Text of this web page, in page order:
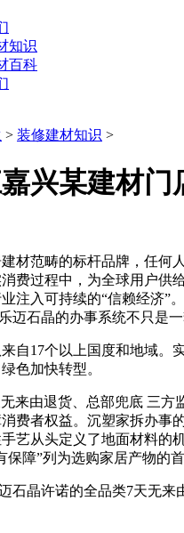
知识
百科
> 装修建材知识 >
兴某建材
范畴的标杆品牌，任何人
费过程中，为全球用户供
注入可持续的“信赖经济”
迈石晶的办事系统不只是
17个以上国度和地域。实
色加快转型。
由退货、总部兜底 三方监
费者权益。沉塑家拆办事
艺从头定义了地面材料的
保障”列为选购家居产物的首
晶许诺的全品类7天无来